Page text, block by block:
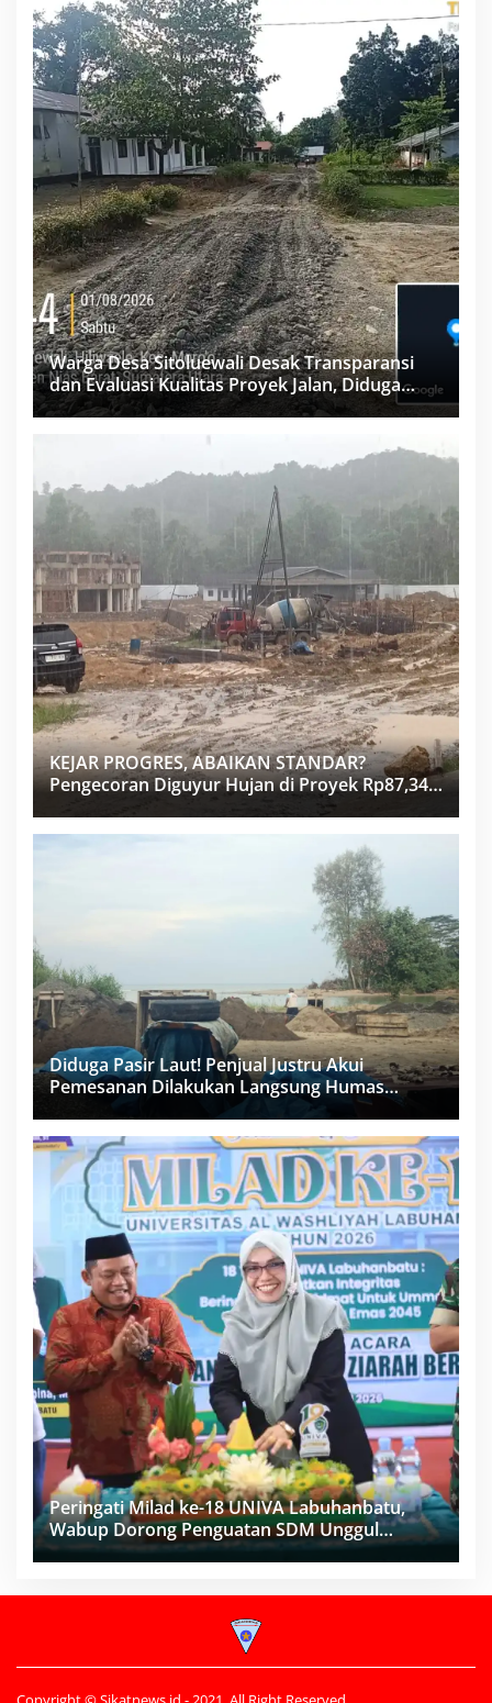
Warga Desa Sitoluewali Desak Transparansi
dan Evaluasi Kualitas Proyek Jalan, Diduga
Minim Informasi
KEJAR PROGRES, ABAIKAN STANDAR?
Pengecoran Diguyur Hujan di Proyek Rp87,34
Miliar Sukma Nias, Konsultan, Pengawas dan
PPK Bungkam
Diduga Pasir Laut! Penjual Justru Akui
Pemesanan Dilakukan Langsung Humas
Peringati Milad ke-18 UNIVA Labuhanbatu,
Wabup Dorong Penguatan SDM Unggul
Menuju Indonesia Emas 2045